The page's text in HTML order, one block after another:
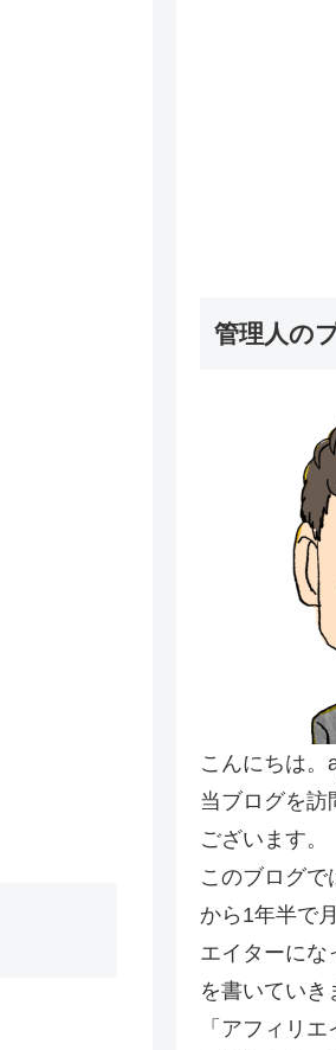
管理人の
こんにちは。
当ブログを訪
ございます。
このブログで
から1年半で
エイターにな
を書いていき
「アフィリ